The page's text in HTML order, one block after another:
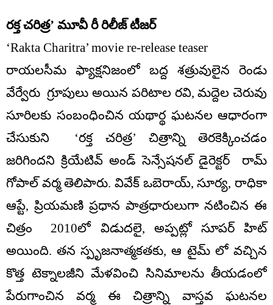
రక్త చరిత్ర’ మూవీ రీ రిలీజ్ టీజర్
‘Rakta Charitra’ movie re-release teaser
రాయలసీమ ఫ్యాక్షనిజంలో బద్ద శత్రువులైన రెండు
వేర్వేరు గ్రూపులు అయిన పరిటాల రవి, మద్దెల చెరువు
సూరిలకు సంబంధించిన యథార్థ ఘటనల ఆధారంగా
చేసుకుని ‘రక్త చరిత్ర’ చిత్రాన్ని తెరకెక్కించడం
జరిగిందని క్రియేటివ్ అండ్ సెన్సేషనల్ డైరెక్టర్ రామ్
గోపాల్ వర్మ తెలిపారు. వివేక్ ఒబెరాయ్, సూర్య, రాధికా
ఆప్టే, ప్రియమణి ప్రధాన పాత్రధారులుగా నటించిన ఈ
చిత్రం 2010లో విడుదలై, అప్పట్లో సూపర్ హిట్
అయింది. తన స్పృజనాత్మకతకు, ఆ టైమ్ లో వచ్చిన
కొత్త టెక్నాలజీని మేళవించి సినిమాలను తీయడంలో
పేరుగాంచిన వర్మ ఈ చిత్రాన్ని వాస్తవ ఘటనల